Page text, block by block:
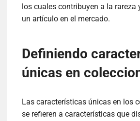
los cuales contribuyen a la rareza
un artículo en el mercado.
Definiendo
únicas en
Las características únicas en los
se refieren a características que